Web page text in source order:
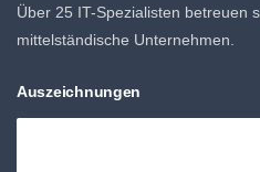
Über 25 IT-Spezialisten betreuen
mittelständische Unternehmen.
Auszeichnungen